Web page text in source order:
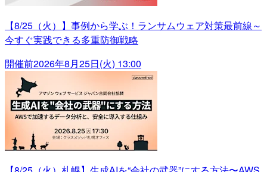
【8/25（火）】事例から学ぶ！ランサムウェア対策最前線～
今すぐ実践できる多重防御戦略
開催前2026年8月25日(火) 13:00